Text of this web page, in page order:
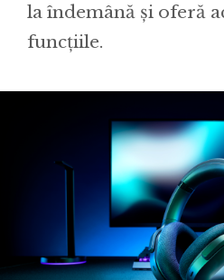
la îndemână și oferă
funcțiile.